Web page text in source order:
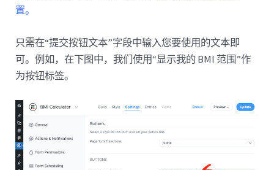
置。
只需在“提交按钮文本”字段中输入您要使用的文本即
可。例如，在下图中，我们使用“显示我的 BMI 范围”作
为按钮标签。